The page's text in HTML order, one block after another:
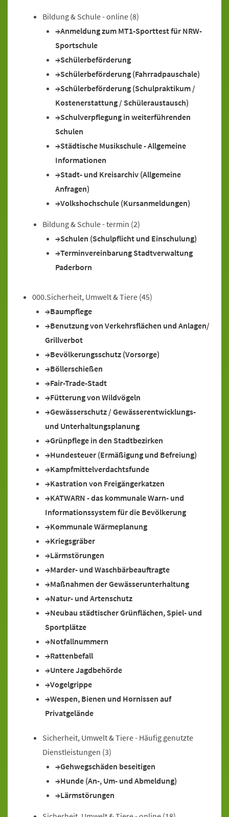
Bildung & Schule - online (8)
Anmeldung zum MT1-Sporttest für NRW-
Sportschule
Schülerbeförderung
Schülerbeförderung (Fahrradpauschale)
Schülerbeförderung (Schulpraktikum /
Kostenerstattung / Schüleraustausch)
Schulverpflegung in weiterführenden
Schulen
Städtische Musikschule - Allgemeine
Informationen
Stadt- und Kreisarchiv (Allgemeine
Anfragen)
Volkshochschule (Kursanmeldungen)
Bildung & Schule - termin (2)
Schulen (Schulpflicht und Einschulung)
Terminvereinbarung Stadtverwaltung
Paderborn
000.Sicherheit, Umwelt & Tiere (45)
Baumpflege
Benutzung von Verkehrsflächen und Anlagen/
Grillverbot
Bevölkerungsschutz (Vorsorge)
Böllerschießen
Fair-Trade-Stadt
Fütterung von Wildvögeln
Gewässerschutz / Gewässerentwicklungs-
und Unterhaltungsplanung
Grünpflege in den Stadtbezirken
Hundesteuer (Ermäßigung und Befreiung)
Kampfmittelverdachtsfunde
Kastration von Freigängerkatzen
KATWARN - das kommunale Warn- und
Informationssystem für die Bevölkerung
Kommunale Wärmeplanung
Kriegsgräber
Lärmstörungen
Marder- und Waschbärbeauftragte
Maßnahmen der Gewässerunterhaltung
Natur- und Artenschutz
Neubau städtischer Grünflächen, Spiel- und
Sportplätze
Notfallnummern
Rattenbefall
Untere Jagdbehörde
Vogelgrippe
Wespen, Bienen und Hornissen auf
Privatgelände
Sicherheit, Umwelt & Tiere - Häufig genutzte
Dienstleistungen (3)
Gehwegschäden beseitigen
Hunde (An-, Um- und Abmeldung)
Lärmstörungen